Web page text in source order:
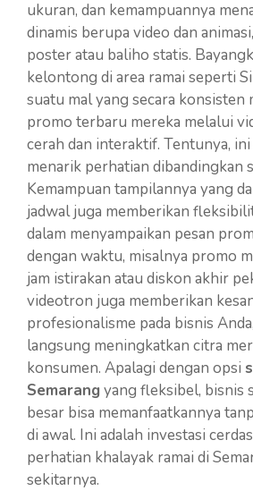
ukuran, dan kemampuannya
dinamis berupa video dan
poster atau baliho statis.
kelontong di area ramai seperti
suatu mal yang secara konsisten
promo terbaru mereka melalui
cerah dan interaktif. Tentunya,
menarik perhatian dibandingkan
Kemampuan tampilannya yang
jadwal juga memberikan
dalam menyampaikan pesan
dengan waktu, misalnya promo
jam istirakan atau diskon akhir
videotron juga memberikan
profesionalisme pada bisnis
langsung meningkatkan citra
konsumen. Apalagi dengan opsi
Semarang yang fleksibel, bisnis
besar bisa memanfaatkannya
di awal. Ini adalah investasi
perhatian khalayak ramai di
sekitarnya.